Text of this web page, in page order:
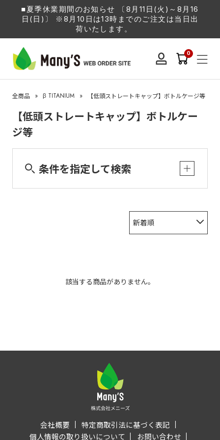
■夏季休業期間のお知らせ 〔8月11日(火)～8月16
日(日)〕 ※8月10日は13時までのご注文は当日出
荷いたします。
0
全商品 » β TITANIUM » 【低頭ストレートキャップ】ボトルケージ等
【低頭ストレートキャップ】ボトルケー
ジ等
条件を指定して検索
新着順
該当する商品がありません。
会社概要
特定商取引法に基づく表記
個人情報の取り扱いについて
お問い合わせ